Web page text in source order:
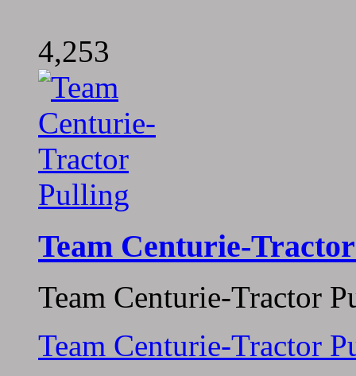
4,253
Team Centurie-
Team Centurie-Tractor
Team Centurie-Tractor